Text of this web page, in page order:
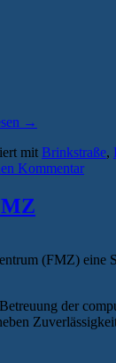
→
mit Brinkstraße,
Kommentar
(FMZ)
der